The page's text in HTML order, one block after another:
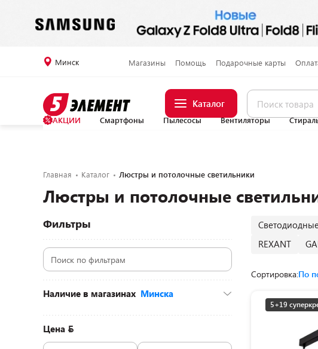
Минск Магазины Помощь Подарочные карты
Каталог
АКЦИИ Смартфоны Пылесосы Вентиляторы
Главная Каталог Люстры и потолочные светильники
Люстры и потолочные
Фильтры
Наличие в магазинах Минска
ул. Кальварийская, 24 (ТЦ «Корона», 2
этаж)
Цена
REXANT
Сортировка:По
5+19